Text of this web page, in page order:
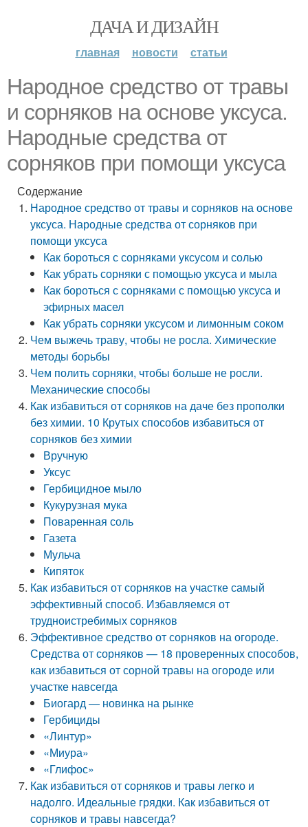
ДАЧА И ДИЗАЙН
главная новости статьи
Народное средство от травы
и сорняков на основе уксуса.
Народные средства от
сорняков при помощи уксуса
Содержание
Народное средство от травы и сорняков на основе
уксуса. Народные средства от сорняков при
помощи уксуса
Как бороться с сорняками уксусом и солью
Как убрать сорняки с помощью уксуса и мыла
Как бороться с сорняками с помощью уксуса и
эфирных масел
Как убрать сорняки уксусом и лимонным соком
Чем выжечь траву, чтобы не росла. Химические
методы борьбы
Чем полить сорняки, чтобы больше не росли.
Механические способы
Как избавиться от сорняков на даче без прополки
без химии. 10 Крутых способов избавиться от
сорняков без химии
Вручную
Уксус
Гербицидное мыло
Кукурузная мука
Поваренная соль
Газета
Мульча
Кипяток
Как избавиться от сорняков на участке самый
эффективный способ. Избавляемся от
трудноистребимых сорняков
Эффективное средство от сорняков на огороде.
Средства от сорняков — 18 проверенных способов,
как избавиться от сорной травы на огороде или
участке навсегда
Биогард — новинка на рынке
Гербициды
«Линтур»
«Миура»
«Глифос»
Как избавиться от сорняков и травы легко и
надолго. Идеальные грядки. Как избавиться от
сорняков и травы навсегда?